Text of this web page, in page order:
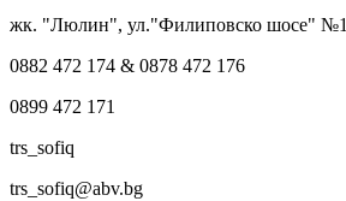
жк. "Люлин", ул."Филиповско шосе" №1
0882 472 174 & 0878 472 176
0899 472 171
trs_sofiq
trs_sofiq@abv.bg